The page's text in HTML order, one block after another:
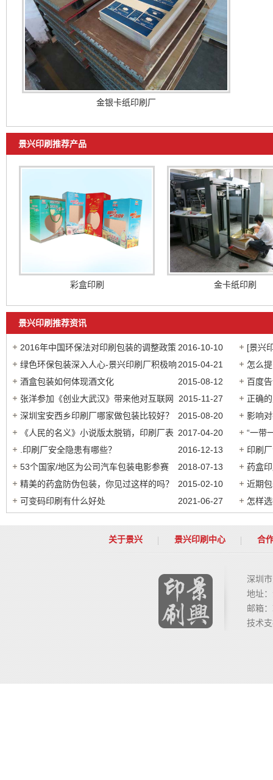
金银卡纸印刷厂
景兴印刷推荐产品
彩盒印刷 金卡纸印刷
景兴印刷推荐资讯
2016-10-10
2016年中国环保法对印刷包装的调整政策
[景兴
2015-04-21
绿色环保包装深入人心-景兴印刷厂积极响
应号召
怎么
编有话说
2015-08-12
酒盒包装如何体现酒文化
百度
2015-11-27
张洋参加《创业大武汉》带来他对互联网
印刷的新概念
正确
2015-08-20
深圳宝安西乡印刷厂哪家做包装比较好？
影响
2017-04-20
《人民的名义》小说版太脱销，印刷厂表
示印刷压力较大
“一带
战？
2016-12-13
.印刷厂安全隐患有哪些？
印刷
2018-07-13
53个国家/地区为公司汽车包装电影参赛
药盒
2015-02-10
精美的药盒防伪包装，你见过这样的吗？
近期
2021-06-27
可变码印刷有什么好处 怎样
关于景兴 景兴印刷中心 合
深圳
地址
邮箱
技术